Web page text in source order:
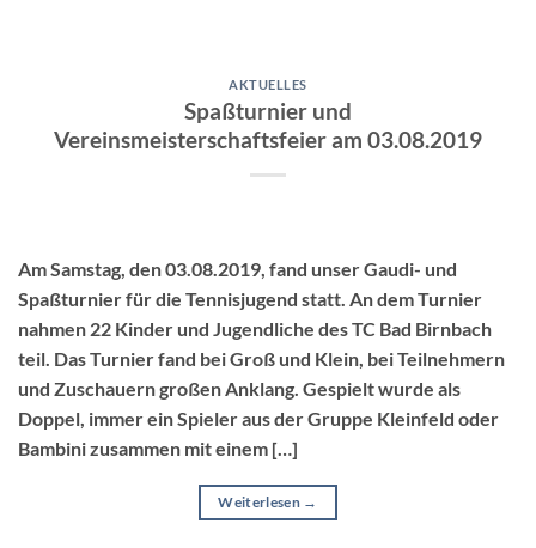
AKTUELLES
Spaßturnier und
Vereinsmeisterschaftsfeier am 03.08.2019
Am Samstag, den 03.08.2019, fand unser Gaudi- und
Spaßturnier für die Tennisjugend statt. An dem Turnier
nahmen 22 Kinder und Jugendliche des TC Bad Birnbach
teil. Das Turnier fand bei Groß und Klein, bei Teilnehmern
und Zuschauern großen Anklang. Gespielt wurde als
Doppel, immer ein Spieler aus der Gruppe Kleinfeld oder
Bambini zusammen mit einem […]
Weiterlesen →